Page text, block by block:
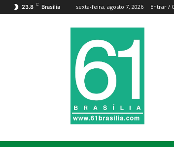
23.8 C Brasília sexta-feira, agosto 7, 2026 Entrar /